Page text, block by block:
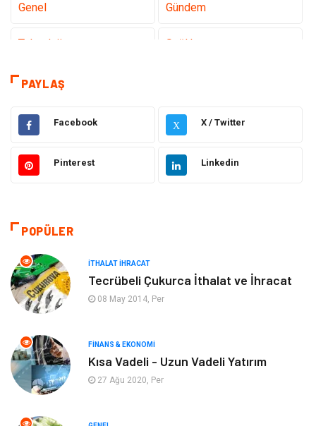
Genel Gündem
Teknoloji Sağlık
Tanıtıcı Reklam
Gıda Elektrik Elektronik
Eğitim & Kariyer Hukuk
Ulaşım ve Taşımacılık
Bilgisayar ve Yazılım
Emlak
Eğitim Kurumları Tatil
PAYLAŞ
Facebook X X / Twitter
Pinterest Linkedin
POPÜLER
İTHALAT İHRACAT
Tecrübeli Çukurca İthalat ve İhracat
08 May 2014, Per
FINANS & EKONOMI
Kısa Vadeli - Uzun Vadeli Yatırım
27 Ağu 2020, Per